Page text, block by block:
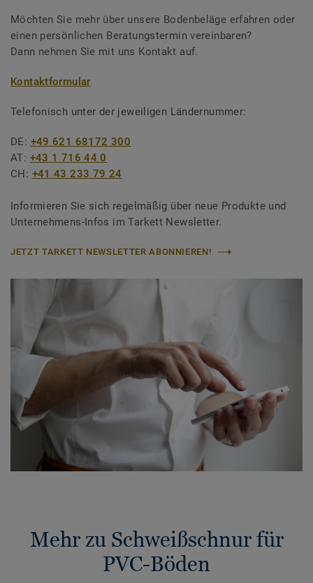
Möchten Sie mehr über unsere Bodenbeläge erfahren oder
einen persönlichen Beratungstermin vereinbaren?
Dann nehmen Sie mit uns Kontakt auf.
Kontaktformular
Telefonisch unter der jeweiligen Ländernummer:
DE: +49 621 68172 300
AT: +43 1 716 44 0
CH: +41 43 233 79 24
Informieren Sie sich regelmäßig über neue Produkte und
Unternehmens-Infos im Tarkett Newsletter.
JETZT TARKETT NEWSLETTER ABONNIEREN!
Mehr zu Schweißschnur für
PVC-Böden